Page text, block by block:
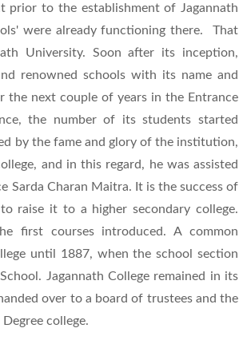
prior to the establishment of Jagannath
were already functioning there. That
University. Soon after its inception,
renowned schools with its name and
next couple of years in the Entrance
the number of its students started
by the fame and glory of the institution,
and in this regard, he was assisted
Sarda Charan Maitra. It is the success of
raise it to a higher secondary college.
first courses introduced. A common
until 1887, when the school section
Jagannath College remained in its
over to a board of trustees and the
college.